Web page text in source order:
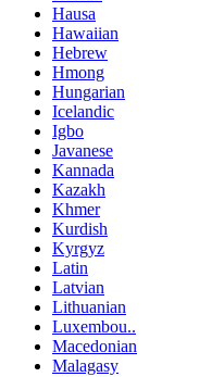
Hausa
Hawaiian
Hebrew
Hmong
Hungarian
Icelandic
Igbo
Javanese
Kannada
Kazakh
Khmer
Kurdish
Kyrgyz
Latin
Latvian
Lithuanian
Luxembou..
Macedonian
Malagasy